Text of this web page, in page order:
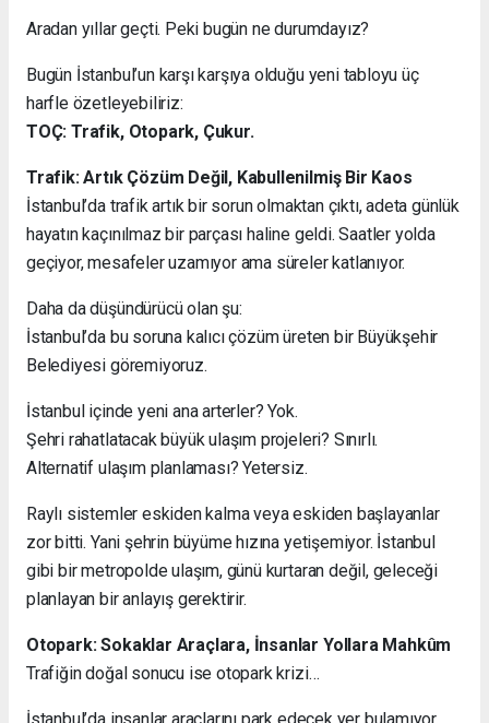
Aradan yıllar geçti. Peki bugün ne durumdayız?
Bugün İstanbul’un karşı karşıya olduğu yeni tabloyu üç
harfle özetleyebiliriz:
TOÇ: Trafik, Otopark, Çukur.
Trafik: Artık Çözüm Değil, Kabullenilmiş Bir Kaos
İstanbul’da trafik artık bir sorun olmaktan çıktı, adeta günlük
hayatın kaçınılmaz bir parçası haline geldi. Saatler yolda
geçiyor, mesafeler uzamıyor ama süreler katlanıyor.
Daha da düşündürücü olan şu:
İstanbul’da bu soruna kalıcı çözüm üreten bir Büyükşehir
Belediyesi göremiyoruz.
İstanbul içinde yeni ana arterler? Yok.
Şehri rahatlatacak büyük ulaşım projeleri? Sınırlı.
Alternatif ulaşım planlaması? Yetersiz.
Raylı sistemler eskiden kalma veya eskiden başlayanlar
zor bitti. Yani şehrin büyüme hızına yetişemiyor. İstanbul
gibi bir metropolde ulaşım, günü kurtaran değil, geleceği
planlayan bir anlayış gerektirir.
Otopark: Sokaklar Araçlara, İnsanlar Yollara Mahkûm
Trafiğin doğal sonucu ise otopark krizi…